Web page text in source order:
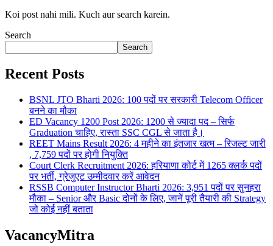
Koi post nahi mili. Kuch aur search karein.
Search
Search
Recent Posts
BSNL JTO Bharti 2026: 100 पदों पर सरकारी Telecom Officer
बनने का मौका
ED Vacancy 1200 Post 2026: 1200 से ज्यादा पद – सिर्फ
Graduation चाहिए, रास्ता SSC CGL से जाता है।
REET Mains Result 2026: 4 महीने का इंतजार खत्म – रिजल्ट जारी
, 7,759 पदों पर होगी नियुक्ति
Court Clerk Recruitment 2026: हरियाणा कोर्ट में 1265 क्लर्क पदों
पर भर्ती, ग्रेजुएट उम्मीदवार करें आवेदन
RSSB Computer Instructor Bharti 2026: 3,951 पदों पर सुनहरा
मौका – Senior और Basic दोनों के लिए, जानें पूरी तैयारी की Strategy
जो कोई नहीं बताता
VacancyMitra